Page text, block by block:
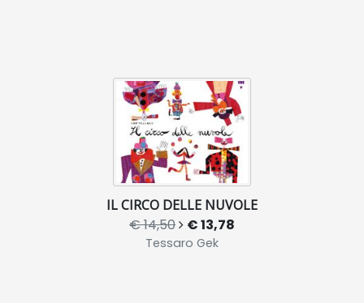
IL CIRCO DELLE NUVOLE
€ 14,50 € 13,78
Tessaro Gek